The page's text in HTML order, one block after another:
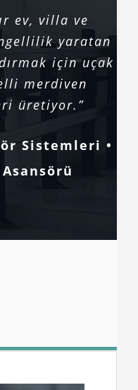
ev, villa ve
yaratan
için uçak
merdiven
üretiyor.”
Sistemleri •